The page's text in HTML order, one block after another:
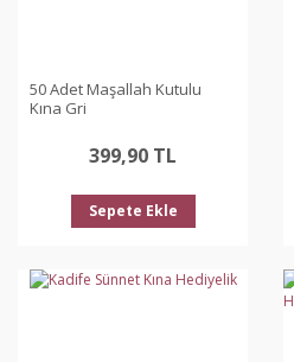
50 Adet Maşallah Kutulu
Kına Gri
399,90 TL
Sepete Ekle